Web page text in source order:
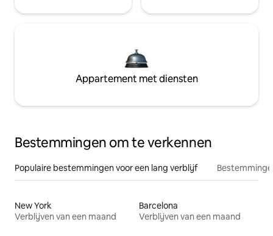
Appartement met diensten
Bestemmingen om te verkennen
Populaire bestemmingen voor een lang verblijf
New York
Verblijven van een maand
Barcelona
Verblijven van een maand